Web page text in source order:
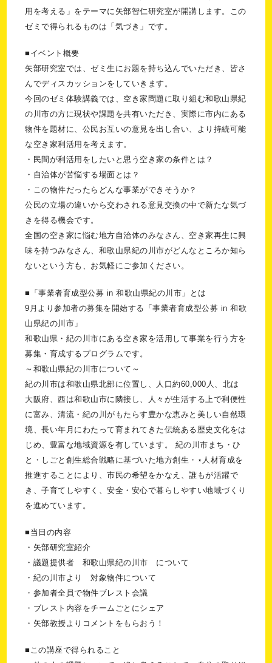
用を考える」をテーマに矢部智仁研究室が開講します。 この
ゼミで得られるものは「気づき」です。
■ イベント概要
矢部研究室では、ゼミ生にお題を持ち込んでいただき、皆さ
んでディスカッションをしていきます。
今回のゼミ体験講義では、空き家問題に取り組む和歌山県紀
の川市の方に現状や課題を共有いただき、実際に市内にある
物件を題材に、公民お互いの意見を出し合い、より持続可能
な空き家利活用を考えます。
・民間が利活用をしたいと思う空き家の条件とは？
・自治体が苦悩する場面とは？
・ この物件だったらどんな事業ができそうか？
公民の立場の違いから交わされる意見交換の中で新たな気づ
きを得る機会です。
全国の空き家に悩む地方自治体のみなさん、空き家再生に興
味を持つみなさん、 和歌山県紀の川市がどんなところか知ら
ないという方も、お気軽にご参加ください。
■「事業者育成型公募 in 和歌山県紀の川市」とは
9月より参加者の募集を開始する「事業者育成型公募 in 和歌
山県紀の川市」
和歌山県・紀の川市にある空き家を活用して事業を行う方を
募集・育成するプログラムです。
～和歌山県紀の川市について～
紀の川市は和歌山県北部に位置し、人口約60,000人、北は
大阪府、西は和歌山市に隣接し、人々が生活する上で利便性
に富み、清流・紀の川がもたらす豊かな恵みと美しい自然環
境、長い年月にわたって育まれてきた伝統ある歴史文化をは
じめ、豊富な地域資源を有しています。 紀の川市まち・ひ
と・しごと創生総合戦略に基づいた地方創生・⋆人材育成を
推進することにより、市民の希望をかなえ、誰もが活躍で
き、子育てしやすく、安全・安心で暮らしやすい地域づくり
を進めています。
■当日の内容
・矢部研究室紹介
・議題提供者 和歌山県紀の川市 について
・紀の川市より 対象物件について
・参加者全員で物件ブレスト会議
・ブレスト内容をチームごとにシェア
・矢部教授よりコメントをもらおう！
■この講座で得られること